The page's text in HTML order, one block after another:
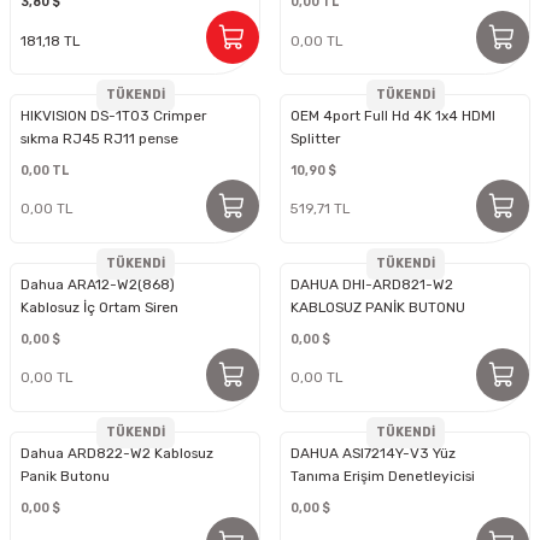
181,18 TL
(Blackbody)
0,00 TL
TÜKENDİ
HIKVISION DS-1T03 Crimper
sıkma RJ45 RJ11 pense
0,00 TL
0,00 TL
TÜKENDİ
OEM 4port Full Hd 4K 1x4 HDMI
Splitter
10,90 $
519,71 TL
TÜKENDİ
Dahua ARA12-W2(868)
Kablosuz İç Ortam Siren
0,00 $
0,00 TL
TÜKENDİ
DAHUA DHI-ARD821-W2
KABLOSUZ PANİK BUTONU
0,00 $
0,00 TL
TÜKENDİ
Dahua ARD822-W2 Kablosuz
Panik Butonu
0,00 $
TÜKENDİ
DAHUA ASI7214Y-V3 Yüz
Tanıma Erişim Denetleyicisi
0,00 $